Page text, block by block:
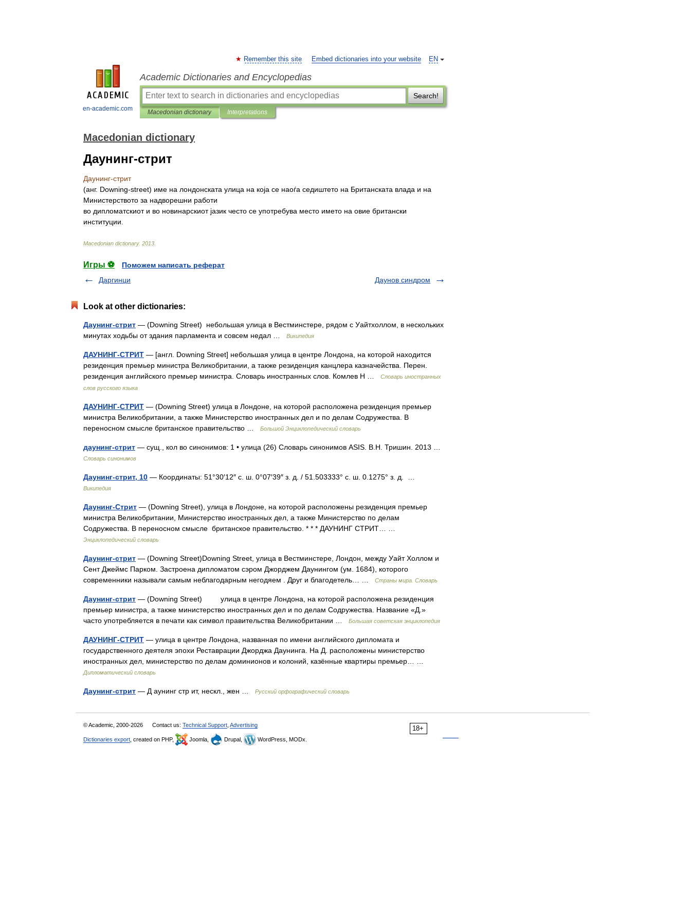
en-academic.com
EN
Remember this site Embed dictionaries into your website
Academic Dictionaries and Encyclopedias
Search!
Macedonian dictionary Interpretations
Macedonian dictionary
Даунинг-стрит
Даунинг-стрит
(анг. Downing-street) име на лондонската улица на која се наоѓа седиштето на Британската влада и на
Министерството за надворешни работи
во дипломатскиот и во новинарскиот јазик често се употребува место името на овие британски
институции
Macedonian dictionary. 2013
Игры ⚽
Поможем написать реферат
Даргинци
Даунов синдром
Look at other dictionaries:
Даунинг-стрит — (Downing Street) небольшая улица в Вестминстере, рядом с Уайтхоллом, в нескольких
минутах ходьбы от здания парламента и совсем недал …
Википедия
ДАУНИНГ-СТРИТ — [англ. Downing Street] небольшая улица в центре Лондона, на которой находится
резиденция премьер министра Великобритании, а также резиденция канцлера казначейства. Перен.
резиденция английского премьер министра. Словарь иностранных слов. Комлев Н …
Словарь иностранных
слов русского языка
ДАУНИНГ-СТРИТ — (Downing Street) улица в Лондоне, на которой расположена резиденция премьер
министра Великобритании, а также Министерство иностранных дел и по делам Содружества. В
переносном смысле британское правительство …
Большой Энциклопедический словарь
даунинг-стрит — сущ., кол во синонимов: 1 • улица (26) Словарь синонимов ASIS. В.Н. Тришин. 2013 …
Словарь синонимов
Даунинг-стрит, 10 — Координаты: 51°30′12″ с. ш. 0°07′39″ з. д. / 51.503333° с. ш. 0.1275° з. д. …
Википедия
Даунинг-Стрит — (Downing Street), улица в Лондоне, на которой расположены резиденция премьер
министра Великобритании, Министерство иностранных дел, а также Министерство по делам
Содружества. В переносном смысле британское правительство. * * * ДАУНИНГ СТРИТ… …
Энциклопедический словарь
Даунинг-стрит — (Downing Street)Downing Street, улица в Вестминстере, Лондон, между Уайт Холлом и
Сент Джеймс Парком. Застроена дипломатом сэром Джорджем Даунингом (ум. 1684), которого
современники называли самым неблагодарным негодяем . Друг и благодетель… …
Страны мира. Словарь
Даунинг-стрит — (Downing Street) улица в центре Лондона, на которой расположена резиденция
премьер министра, а также министерство иностранных дел и по делам Содружества. Название «Д.»
часто употребляется в печати как символ правительства Великобритании …
Большая советская энциклопедия
ДАУНИНГ-СТРИТ — улица в центре Лондона, названная по имени английского дипломата и
государственного деятеля эпохи Реставрации Джорджа Даунинга. На Д. расположены министерство
иностранных дел, министерство по делам доминионов и колоний, казённые квартиры премьер… …
Дипломатический словарь
Даунинг-стрит — Д аунинг стр ит, нескл., жен … Русский орфографический словарь
18+
© Academic, 2000-2026 Contact us: Technical Support Advertising
Dictionaries export , created on PHP, Joomla, Drupal, WordPress, MODx.